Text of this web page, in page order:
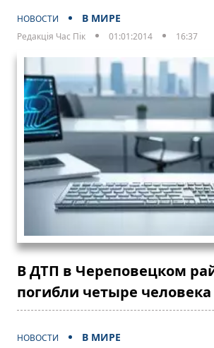
НОВОСТИ В МИРЕ
Редакція Час Пік 01:01:2014 16:37
В ДТП в Череповецком
погибли четыре человека
НОВОСТИ В МИРЕ